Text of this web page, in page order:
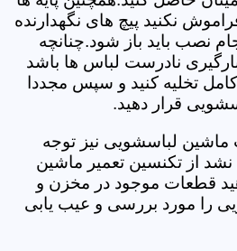
نکنید پیچ های نگهدارنده
نصب باید باز شود.چنانچه
نادرست لباس ها باشد
تخلیه کنید و سپس مجددا
قرار دهید.
لباسشویی نیز توجه
از تکنسین تعمیر ماشین
قطعات موجود در مخزن و
را مورد بررسی و عیب یابی